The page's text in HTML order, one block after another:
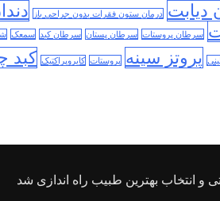
دیابت درمان ستون فقرات بدون جراحی باز
سرطان پروستات سرطان پستان سرطان کبد سمعک
پروتز سینه پروستات کایروپراکتیک کبد